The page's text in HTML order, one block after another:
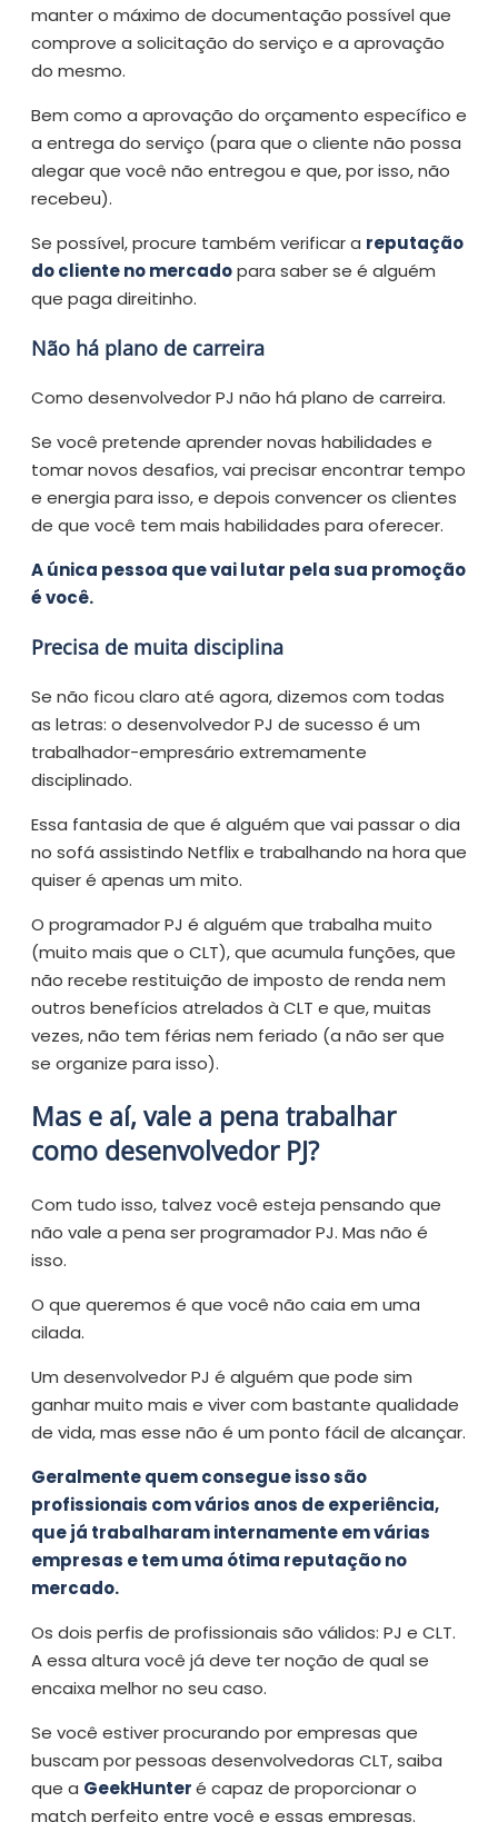
manter o máximo de documentação possível que
comprove a solicitação do serviço e a aprovação
do mesmo.
Bem como a aprovação do orçamento específico e
a entrega do serviço (para que o cliente não possa
alegar que você não entregou e que, por isso, não
recebeu).
Se possível, procure também verificar a reputação
do cliente no mercadopara saber se é alguém
que paga direitinho.
Não há plano de carreira
Como desenvolvedor PJ não há plano de carreira.
Se você pretende aprender novas habilidades e
tomar novos desafios, vai precisar encontrar tempo
e energia para isso, e depois convencer os clientes
de que você tem mais habilidades para oferecer.
A única pessoa que vai lutar pela sua promoção
é você.
Precisa de muita disciplina
Se não ficou claro até agora, dizemos com todas
as letras: o desenvolvedor PJ de sucesso é um
trabalhador-empresário extremamente
disciplinado.
Essa fantasia de que é alguém que vai passar o dia
no sofá assistindo Netflix e trabalhando na hora que
quiser é apenas um mito.
O programador PJ é alguém que trabalha muito
(muito mais que o CLT), que acumula funções, que
não recebe restituição de imposto de renda nem
outros benefícios atrelados à CLT e que, muitas
vezes, não tem férias nem feriado (a não ser que
se organize para isso).
Mas e aí, vale a pena trabalhar
como desenvolvedor PJ?
Com tudo isso, talvez você esteja pensando que
não vale a pena ser programador PJ. Mas não é
isso.
O que queremos é que você não caia em uma
cilada.
Um desenvolvedor PJ é alguém que pode sim
ganhar muito mais e viver com bastante qualidade
de vida, mas esse não é um ponto fácil de alcançar.
Geralmente quem consegue isso são
profissionais com vários anos de experiência,
que já trabalharam internamente em várias
empresas e tem uma ótima reputação no
mercado.
Os dois perfis de profissionais são válidos: PJ e CLT.
A essa altura você já deve ter noção de qual se
encaixa melhor no seu caso.
Se você estiver procurando por empresas que
buscam por pessoas desenvolvedoras CLT, saiba
que a GeekHunteré capaz de proporcionar o
match perfeito entre você e essas empresas.